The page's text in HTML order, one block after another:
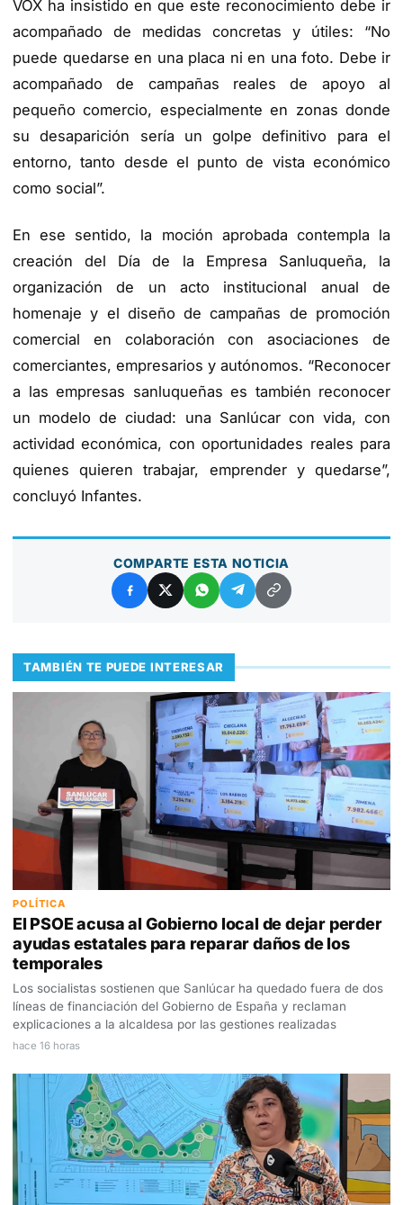
VOX ha insistido en que este reconocimiento debe ir
acompañado de medidas concretas y útiles: “No
puede quedarse en una placa ni en una foto. Debe ir
acompañado de campañas reales de apoyo al
pequeño comercio, especialmente en zonas donde
su desaparición sería un golpe definitivo para el
entorno, tanto desde el punto de vista económico
como social”.
En ese sentido, la moción aprobada contempla la
creación del Día de la Empresa Sanluqueña, la
organización de un acto institucional anual de
homenaje y el diseño de campañas de promoción
comercial en colaboración con asociaciones de
comerciantes, empresarios y autónomos. “Reconocer
a las empresas sanluqueñas es también reconocer
un modelo de ciudad: una Sanlúcar con vida, con
actividad económica, con oportunidades reales para
quienes quieren trabajar, emprender y quedarse”,
concluyó Infantes.
COMPARTE ESTA NOTICIA
TAMBIÉN TE PUEDE INTERESAR
POLÍTICA
El PSOE acusa al Gobierno local de dejar perder
ayudas estatales para reparar daños de los
temporales
Los socialistas sostienen que Sanlúcar ha quedado fuera de dos
líneas de financiación del Gobierno de España y reclaman
explicaciones a la alcaldesa por las gestiones realizadas
hace 16 horas